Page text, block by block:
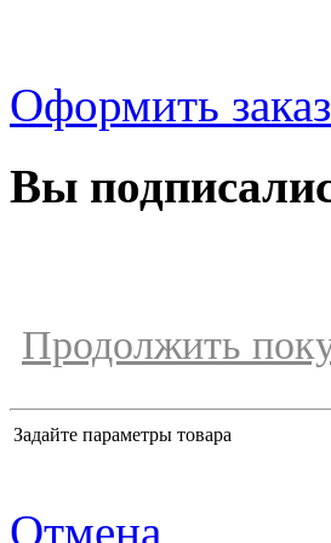
Оформить заказ
Вы
Продолжить
Задайте параметры товара
Отмена